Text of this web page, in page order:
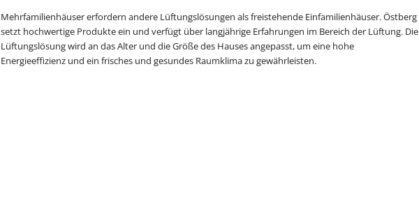
Mehrfamilienhäuser erfordern andere Lüftungslösungen als freistehende Einfamilienhäuser. Östberg
setzt hochwertige Produkte ein und verfügt über langjährige Erfahrungen im Bereich der Lüftung. Die
Lüftungslösung wird an das Alter und die Größe des Hauses angepasst, um eine hohe
Energieeffizienz und ein frisches und gesundes Raumklima zu gewährleisten.